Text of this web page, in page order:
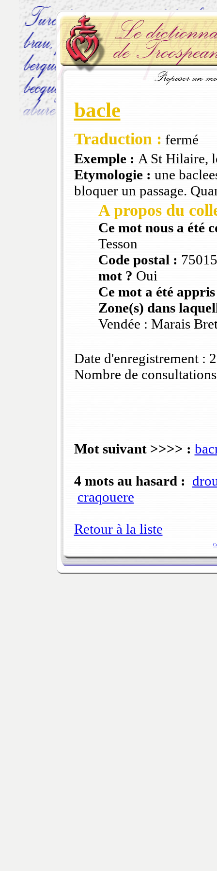
bacle
Traduction : fermé
Exemple : A St Hilaire,
Etymologie : une
bloquer un passage.
A propos du
Ce mot nous a été
Tesson
Code postal :
mot ? Oui
Ce mot a été
Zone(s) dans
Vendée : Marais
Date d'enregistrement :
Nombre de
Mot suivant >>>> :
4 mots au hasard :
craqouere
Retour à la liste